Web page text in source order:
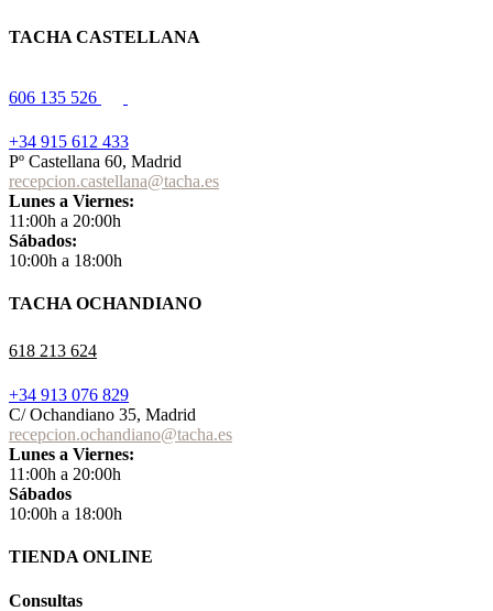
TACHA CASTELLANA
606 135 526
+34 915 612 433
Pº Castellana 60, Madrid
recepcion.castellana@tacha.es
Lunes a Viernes:
11:00h a 20:00h
Sábados:
10:00h a 18:00h
TACHA OCHANDIANO
618 213 624
+34 913 076 829
C/ Ochandiano 35, Madrid
recepcion.ochandiano@tacha.es
Lunes a Viernes:
11:00h a 20:00h
Sábados
10:00h a 18:00h
TIENDA ONLINE
Consultas